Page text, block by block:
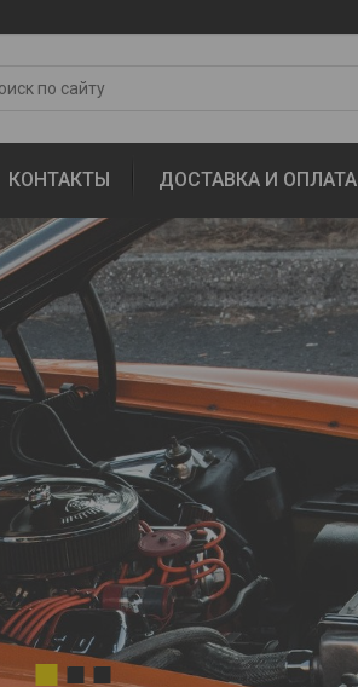
КОНТАКТЫ ДОСТАВКА И ОПЛАТА